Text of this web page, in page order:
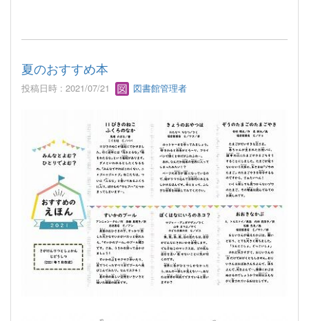
夏のおすすめ本
投稿日時 : 2021/07/21 図書館管理者